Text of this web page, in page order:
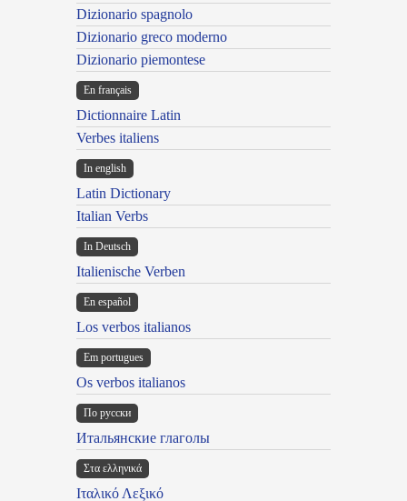
Dizionario spagnolo
Dizionario greco moderno
Dizionario piemontese
En français
Dictionnaire Latin
Verbes italiens
In english
Latin Dictionary
Italian Verbs
In Deutsch
Italienische Verben
En español
Los verbos italianos
Em portugues
Os verbos italianos
По русски
Итальянские глаголы
Στα ελληνικά
Ιταλικό Λεξικό